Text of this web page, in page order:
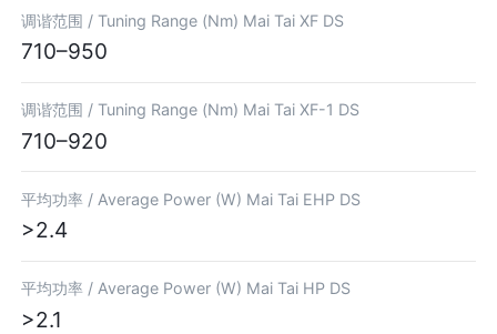
调谐范围 /Tuning Range (Nm) Mai Tai XF DS
710–950
调谐范围 /Tuning Range (Nm) Mai Tai XF-1 DS
710–920
平均功率 / Average Power (W) Mai Tai EHP DS
>2.4
平均功率 / Average Power (W) Mai Tai HP DS
>2.1